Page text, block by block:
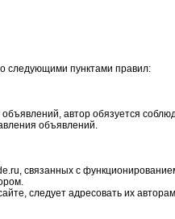
следующими пунктами правил:
автор обязуется
объявлений.
связанных с
следует адресовать их